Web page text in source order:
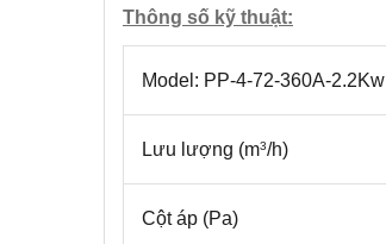
Thông số kỹ thuật:
Model: PP-4-72-360A-2.2Kw
Lưu lượng (m3/h)
Cột áp (Pa)